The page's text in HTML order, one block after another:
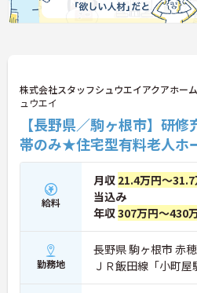
株式会社スタッフシュウエイアクアホー
ュウエイ
【長野県／駒ヶ根市】研
帯のみ★住宅型有料老人ホ
給料
月収 21.4万円～31.7
当込み
年収307万円～430
勤務地
長野県 駒ヶ根市 赤
ＪＲ飯田線「小町